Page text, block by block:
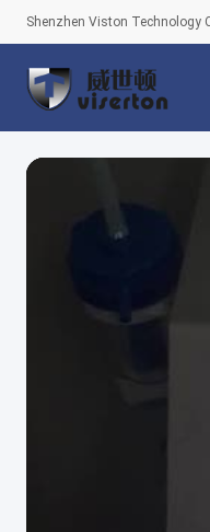
Shenzhen Viston Technology